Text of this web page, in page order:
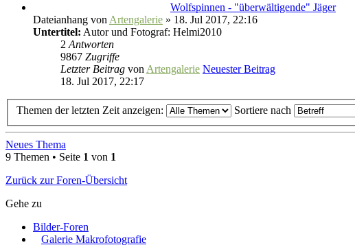
Wolfspinnen - "überwältigende" Jäger
Dateianhang von Artengalerie » 18. Jul 2017, 22:16
Untertitel: Autor und Fotograf: Helmi2010
2 Antworten
9867 Zugriffe
Letzter Beitrag von Artengalerie Neuester Beitrag
18. Jul 2017, 22:17
Themen der letzten Zeit anzeigen: Sortiere nach
Neues Thema
9 Themen • Seite 1 von 1
Zurück zur Foren-Übersicht
Gehe zu
Bilder-Foren
Galerie Makrofotografie